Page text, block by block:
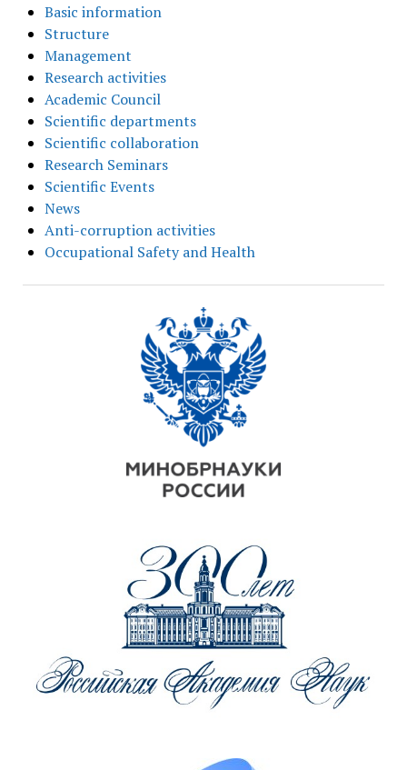
Basic information
Structure
Management
Research activities
Academic Council
Scientific departments
Scientific collaboration
Research Seminars
Scientific Events
News
Anti-corruption activities
Occupational Safety and Health